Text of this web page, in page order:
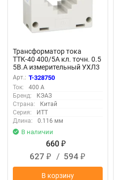
Трансформатор тока
ТТК-40 400/5А кл. точн. 0.5
5В.А измерительный УХЛ3
КЭАЗ 219597
Арт.: T-328750
Ток:
400 А
Бренд:
КЭАЗ
Страна:
Китай
Серия:
ИТТ
Длина:
0.116 мм
В наличии
660 ₽
627 ₽ / 594 ₽
В корзину